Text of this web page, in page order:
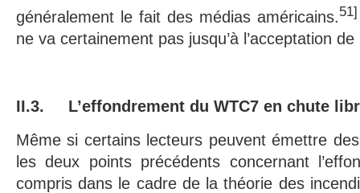
généralement le fait des médias américains.51]
ne va certainement pas jusqu’à l’acceptation
II.3.
L’effondrement du WTC7 en chute
Même si certains lecteurs peuvent émettre
les deux points précédents concernant
compris dans le cadre de la théorie des